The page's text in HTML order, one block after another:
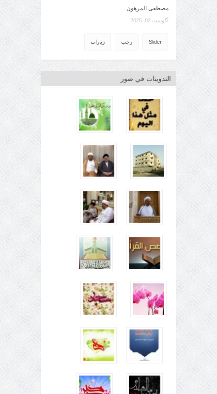
مصطفى المرهون
آگوست 02, 2025
Slider رجب زيارات
التدوينات في صور